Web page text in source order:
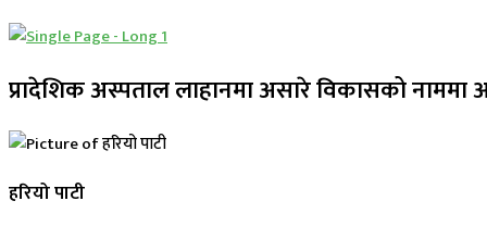
प्रादेशिक अस्पताल लाहानमा असारे विकासको नाममा
हरियो पाटी